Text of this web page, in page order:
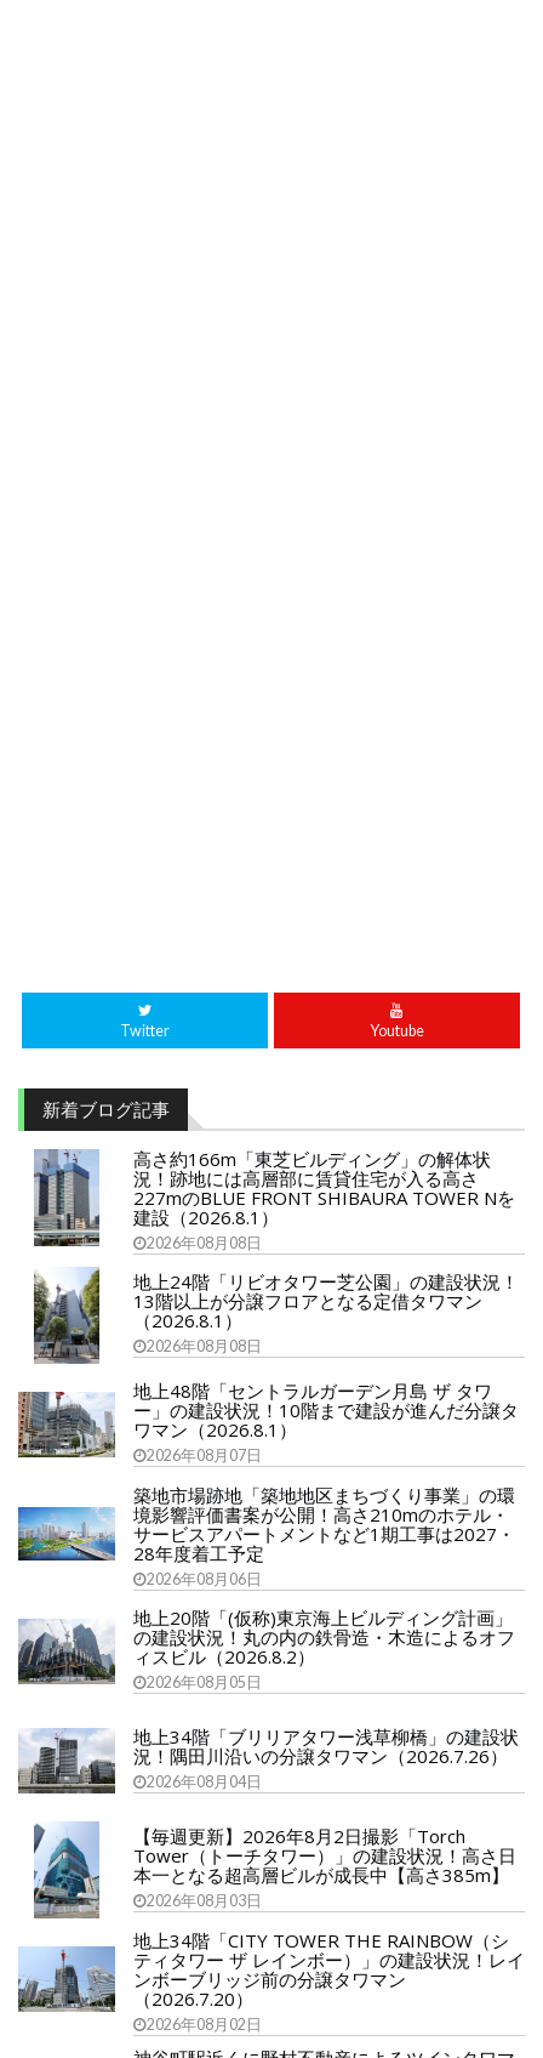
Twitter Youtube
新着ブログ記事
高さ約166m「東芝ビルディング」の解体状
況！跡地には高層部に賃貸住宅が入る高さ
227mのBLUE FRONT SHIBAURA TOWER Nを
建設（2026.8.1）
2026年08月08日
地上24階「リビオタワー芝公園」の建設状況！
13階以上が分譲フロアとなる定借タワマン
（2026.8.1）
2026年08月08日
地上48階「セントラルガーデン月島 ザ タワ
ー」の建設状況！10階まで建設が進んだ分譲タ
ワマン（2026.8.1）
2026年08月07日
築地市場跡地「築地地区まちづくり事業」の環
境影響評価書案が公開！高さ210mのホテル・
サービスアパートメントなど1期工事は2027・
28年度着工予定
2026年08月06日
地上20階「(仮称)東京海上ビルディング計画」
の建設状況！丸の内の鉄骨造・木造によるオフ
ィスビル（2026.8.2）
2026年08月05日
地上34階「ブリリアタワー浅草柳橋」の建設状
況！隅田川沿いの分譲タワマン（2026.7.26）
2026年08月04日
【毎週更新】2026年8月2日撮影「Torch
Tower（トーチタワー）」の建設状況！高さ日
本一となる超高層ビルが成長中【高さ385m】
2026年08月03日
地上34階「CITY TOWER THE RAINBOW（シ
ティタワー ザ レインボー）」の建設状況！レイ
ンボーブリッジ前の分譲タワマン
（2026.7.20）
2026年08月02日